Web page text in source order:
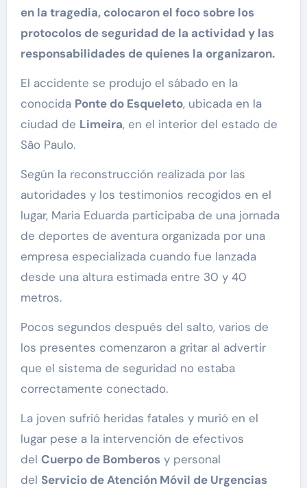
en la tragedia, colocaron el foco sobre los
protocolos de seguridad de la actividad y las
responsabilidades de quienes la organizaron.
El accidente se produjo el sábado en la
conocida Ponte do Esqueleto, ubicada en la
ciudad de Limeira, en el interior del estado de
São Paulo.
Según la reconstrucción realizada por las
autoridades y los testimonios recogidos en el
lugar, Maria Eduarda participaba de una jornada
de deportes de aventura organizada por una
empresa especializada cuando fue lanzada
desde una altura estimada entre 30 y 40
metros.
Pocos segundos después del salto, varios de
los presentes comenzaron a gritar al advertir
que el sistema de seguridad no estaba
correctamente conectado.
La joven sufrió heridas fatales y murió en el
lugar pese a la intervención de efectivos
del Cuerpo de Bomberosy personal
del Servicio de Atención Móvil de Urgencias